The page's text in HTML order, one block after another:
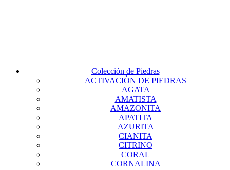
Colección de Piedras
ACTIVACIÒN DE PIEDRAS
AGATA
AMATISTA
AMAZONITA
APATITA
AZURITA
CIANITA
CITRINO
CORAL
CORNALINA